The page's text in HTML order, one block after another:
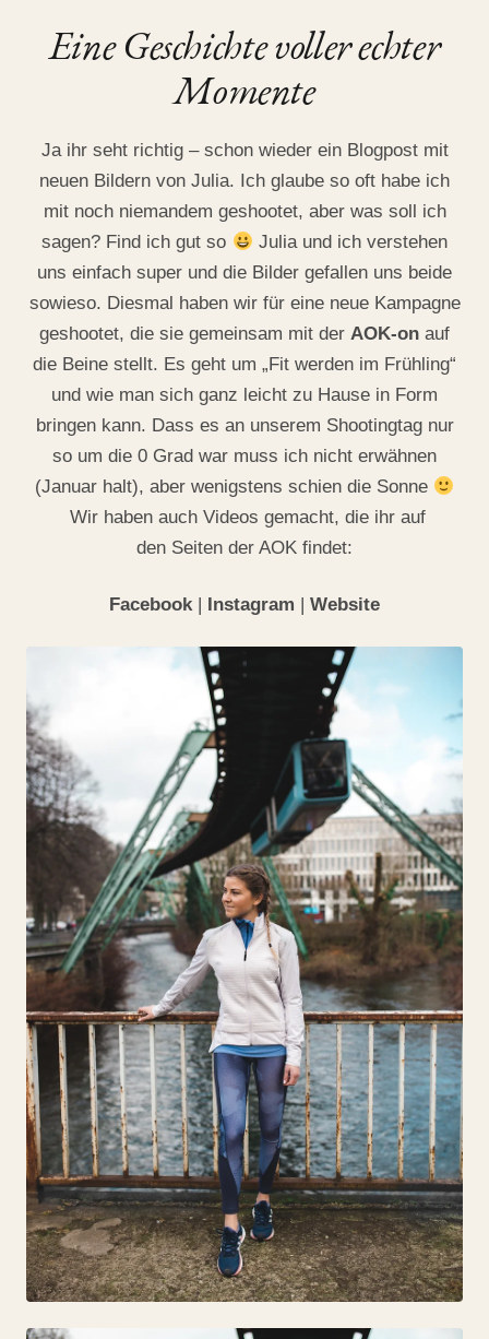
Eine Geschichte voller echter
Momente
Ja ihr seht richtig – schon wieder ein Blogpost mit
neuen Bildern von Julia. Ich glaube so oft habe ich
mit noch niemandem geshootet, aber was soll ich
sagen? Find ich gut so
Julia und ich verstehen
uns einfach super und die Bilder gefallen uns beide
sowieso. Diesmal haben wir für eine neue Kampagne
geshootet, die sie gemeinsam mit der AOK-on auf
die Beine stellt. Es geht um „Fit werden im Frühling“
und wie man sich ganz leicht zu Hause in Form
bringen kann. Dass es an unserem Shootingtag nur
so um die 0 Grad war muss ich nicht erwähnen
(Januar halt), aber wenigstens schien die Sonne
Wir haben auch Videos gemacht, die ihr auf
den Seiten der AOK findet:
Facebook | Instagram | Website